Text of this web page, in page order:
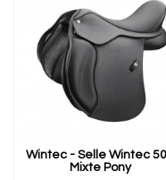
Wintec - Selle Wintec
Mixte Pony